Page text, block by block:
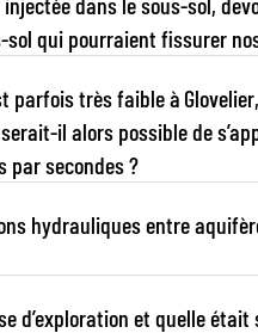
qui pourraient fissurer
très faible à
alors possible de
par secondes ?
hydrauliques entre
d’exploration et quelle était